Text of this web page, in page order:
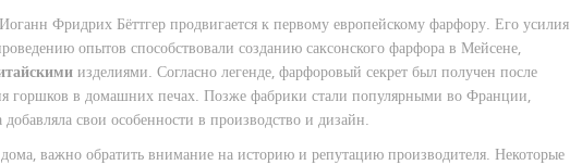
Фридрих Бёттгер продвигается к первому европейскому фарфору. Его усилия
опытов способствовали созданию саксонского фарфора в Мейсене,
изделиями. Согласно легенде, фарфоровый секрет был получен после
горшков в домашних печах. Позже фабрики стали популярными во Франции,
свои особенности в производство и дизайн.
важно обратить внимание на историю и репутацию производителя. Некоторые